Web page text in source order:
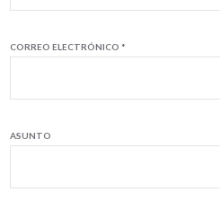
CORREO ELECTRÓNICO *
ASUNTO